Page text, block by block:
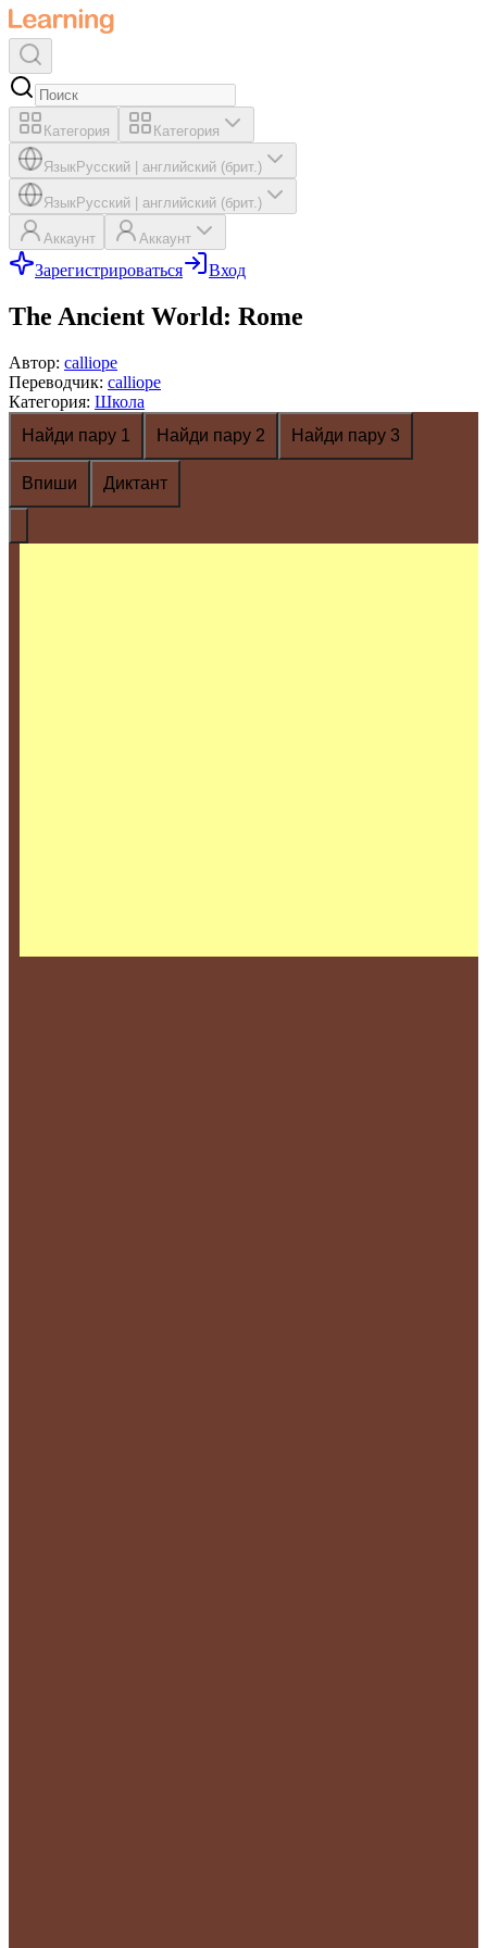
Категория Категория
ЯзыкРусский английский (брит.)
ЯзыкРусский английский (брит.)
Аккаунт Аккаунт
Зарегистрироваться Вход
The Ancient World: Rome
Автор: calliope
Переводчик: calliope
Категория: Школа
Найди пару 1
Найди пару 2 Найди пару 3
Впиши Диктант